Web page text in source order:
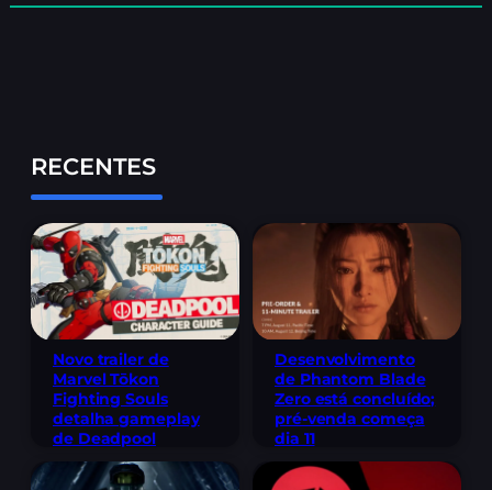
RECENTES
Novo trailer de
Marvel Tōkon
Fighting Souls
detalha gameplay
de Deadpool
Desenvolvimento
de Phantom Blade
Zero está concluído;
pré-venda começa
dia 11